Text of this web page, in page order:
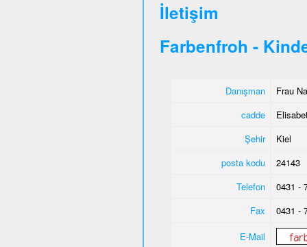
İletişim
Farbenfroh -
Danışman
Frau
cadde
Şehir
Kiel
posta kodu
24143
Telefon
0431 -
Fax
0431 -
E-Mail